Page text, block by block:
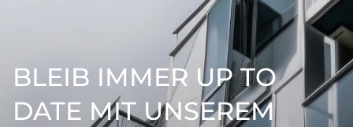
BLEIB IMMER UP TO
DATE MIT UNSEREM